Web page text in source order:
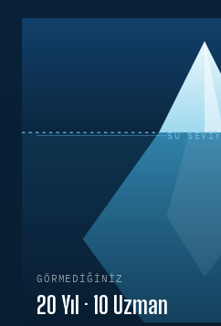
SU
GÖRMEDIĞINIZ
20 Yıl · 10 Uzman